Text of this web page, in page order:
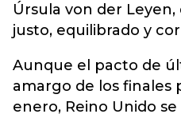
Úrsula von der
justo, equilibrado y
Aunque el pacto de
amargo de los finales
enero, Reino Unido